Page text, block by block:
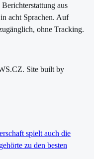
aus
acht Sprachen. Auf
ohne Tracking.
Site built by
spielt auch die
zu den besten